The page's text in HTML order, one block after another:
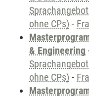
ohne CPs) -
& Engineering
ohne CPs) -